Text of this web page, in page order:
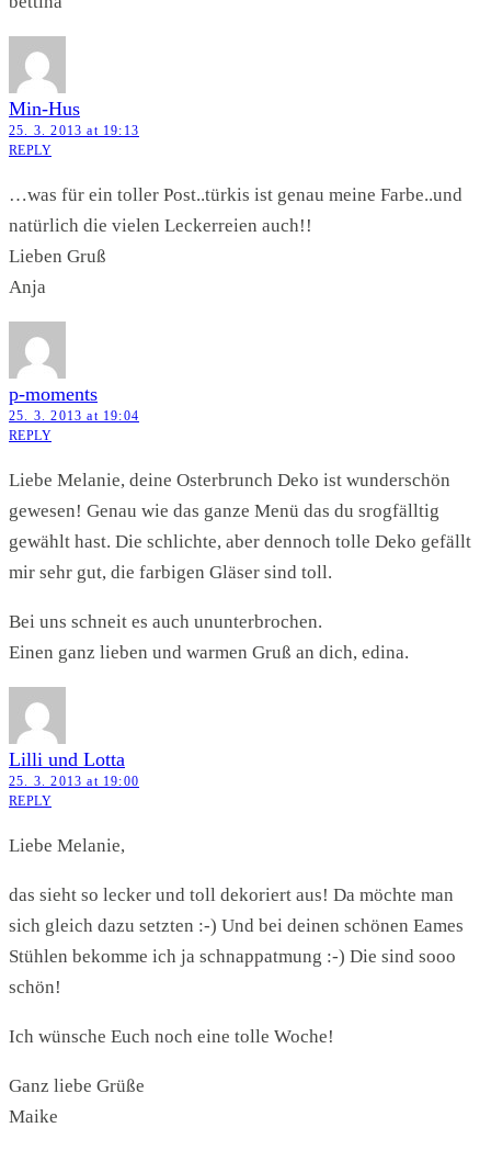
Min-Hus
25. 3. 2013 at 19:13
REPLY
…was für ein toller Post..türkis ist genau meine Farbe..und
natürlich die vielen Leckerreien auch!!
Lieben Gruß
Anja
p-moments
25. 3. 2013 at 19:04
REPLY
Liebe Melanie, deine Osterbrunch Deko ist wunderschön
gewesen! Genau wie das ganze Menü das du srogfälltig
gewählt hast. Die schlichte, aber dennoch tolle Deko gefällt
mir sehr gut, die farbigen Gläser sind toll.
Bei uns schneit es auch ununterbrochen.
Einen ganz lieben und warmen Gruß an dich, edina.
Lilli und Lotta
25. 3. 2013 at 19:00
REPLY
Liebe Melanie,
das sieht so lecker und toll dekoriert aus! Da möchte man
sich gleich dazu setzten :-) Und bei deinen schönen Eames
Stühlen bekomme ich ja schnappatmung :-) Die sind sooo
schön!
Ich wünsche Euch noch eine tolle Woche!
Ganz liebe Grüße
Maike